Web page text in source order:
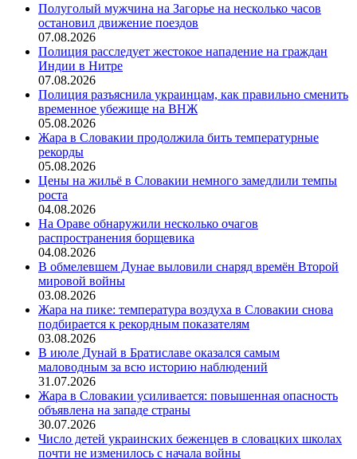
Полуголый мужчина на Загорье на несколько часов
остановил движение поездов
07.08.2026
Полиция расследует жестокое нападение на граждан
Индии в Нитре
07.08.2026
Полиция разъяснила украинцам, как правильно сменить
временное убежище на ВНЖ
05.08.2026
Жара в Словакии продолжила бить температурные
рекорды
05.08.2026
Цены на жильё в Словакии немного замедлили темпы
роста
04.08.2026
На Ораве обнаружили несколько очагов
распространения борщевика
04.08.2026
В обмелевшем Дунае выловили снаряд времён Второй
мировой войны
03.08.2026
Жара на пике: температура воздуха в Словакии снова
подбирается к рекордным показателям
03.08.2026
В июле Дунай в Братиславе оказался самым
маловодным за всю историю наблюдений
31.07.2026
Жара в Словакии усиливается: повышенная опасность
объявлена на западе страны
30.07.2026
Число детей украинских беженцев в словацких школах
почти не изменилось с начала войны